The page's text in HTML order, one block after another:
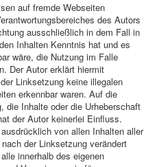
auf fremde Webseiten
des Autors
ausschließlich in dem Fall in
Inhalten Kenntnis hat und es
wäre, die Nutzung im Falle
Der Autor erklärt hiermit
Linksetzung keine illegalen
erkennbar waren. Auf die
die Inhalte oder die Urheberschaft
der Autor keinerlei Einfluss.
von allen Inhalten aller
der Linksetzung verändert
innerhalb des eigenen